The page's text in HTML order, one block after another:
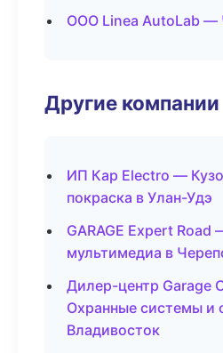
ООО Linea AutoLab —
Другие компании
ИП Кар Electro —
покраска в Улан-Удэ
GARAGE Expert Road
мультимедиа в
Дилер-центр Garage
Охранные системы и
Владивосток